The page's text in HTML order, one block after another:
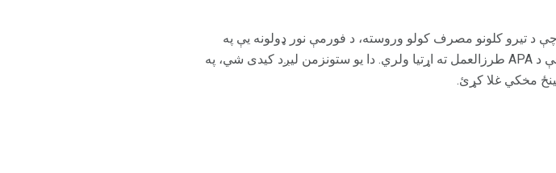
د تیرو کلونو مصرف کولو وروسته، د فورمې نور ډولونه یې په
سرونو کې ودرول، د پوهنتون په کچه ډیری ټولګیو ته اړتیا لري چې د APA طرزالعمل ته اړتیا ولري. دا یو ستونزمن لیږد کیدی شي، په
مینځ مخکي غلا کړئ.